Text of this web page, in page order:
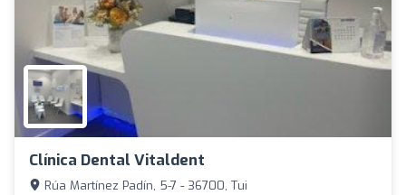
Clínica Dental Vitaldent
Rúa Martínez Padín, 5-7 - 36700, Tui